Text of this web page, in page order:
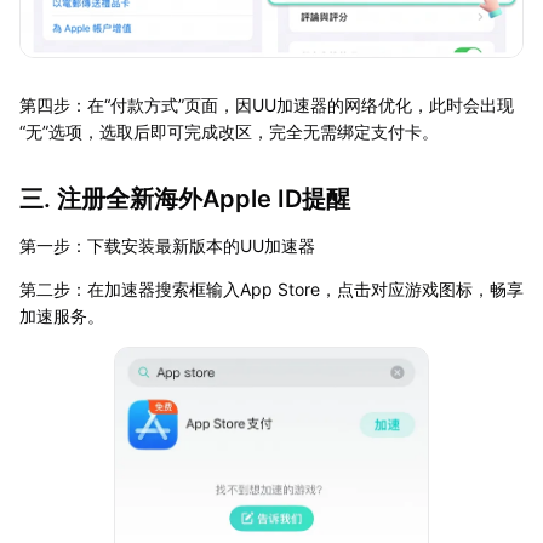
第四步：在“付款方式”页面，因UU加速器的网络优化，此时会出现
“无”选项，选取后即可完成改区，完全无需绑定支付卡。
三. 注册全新海外Apple ID提醒
第一步：下载安装最新版本的UU加速器
第二步：在加速器搜索框输入App Store，点击对应游戏图标，畅享
加速服务。